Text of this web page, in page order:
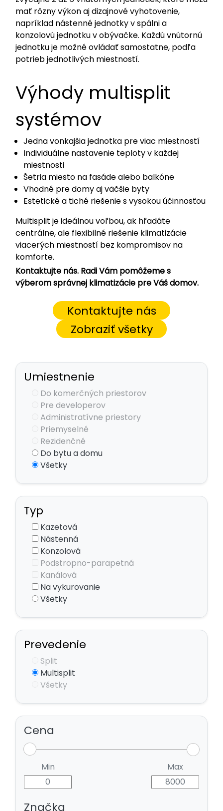
mať rôzny výkon aj dizajnové vyhotovenie,
napríklad nástenné jednotky v spálni a
konzolovú jednotku v obývačke. Každú vnútornú
jednotku je možné ovládať samostatne, podľa
potrieb jednotlivých miestností.
Výhody multisplit
systémov
Jedna vonkajšia jednotka pre viac miestností
Individuálne nastavenie teploty v každej
miestnosti
Šetria miesto na fasáde alebo balkóne
Vhodné pre domy aj väčšie byty
Estetické a tiché riešenie s vysokou účinnosťou
Multisplit je ideálnou voľbou, ak hľadáte
centrálne, ale flexibilné riešenie klimatizácie
viacerých miestností bez kompromisov na
komforte.
Kontaktujte nás. Radi Vám pomôžeme s
výberom správnej klimatizácie pre Váš domov.
Kontaktujte nás
Zobraziť všetky
Umiestnenie
Do komerčných priestorov
Pre developerov
Administratívne priestory
Priemyselné
Rezidenčné
Do bytu a domu
Všetky
Typ
Kazetová
Nástenná
Konzolová
Podstropno-parapetná
Kanálová
Na vykurovanie
Všetky
Prevedenie
Split
Multisplit
Všetky
Cena
Min Max
Značka